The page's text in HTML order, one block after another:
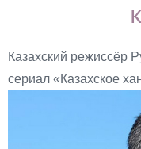
Казахский режиссёр
сериал «Казахское